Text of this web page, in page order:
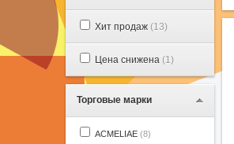
Хит продаж (13)
Цена снижена (1)
Торговые марки
ACMELIAE (8)